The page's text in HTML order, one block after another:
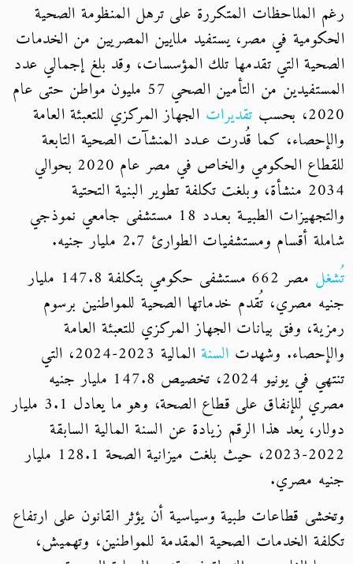
رغم الملاحظات المتكررة على ترهل المنظومة الصحية
الحكومية في مصر، يستفيد ملايين المصريين من الخدمات
الصحية التي تقدمها تلك المؤسسات، وقد بلغ إجمالي عدد
المستفيدين من التأمين الصحي 57 مليون مواطن حتى عام
2020، بحسب
تقديرات الجهاز المركزي للتعبئة العامة
والإحصاء، كما قُدرت عـدد المنشآت الصحية التابعة
للقطاع الحكومي والخاص في مصر عام 2020 بحوالي
2034 منشأة، وبلغت تكلفة تطوير البنية التحتية
والتجهيزات الطبيـة بعـدد 18 مستشفى جامعي نموذجي
شاملة أقسام ومستشفيات الطوارئ 2.7 مليار جنيه.
تُشغل
مصر 662 مستشفى حكومي بتكلفة 147.8 مليار
جنيه مصري، تُقدم خدماتها الصحية للمواطنين برسوم
رمزية، وفق بيانات الجهاز المركزي للتعبئة العامة
والإحصاء. وشهدت السنة
المالية 2023-2024، التي
تنتهي في يونيو 2024، تخصيص 147.8 مليار جنيه
مصري للإنفاق على قطاع الصحة، وهو ما يعادل 3.1 مليار
دولار، يُعد هذا الرقم زيادة عن السنة المالية السابقة
2022-2023، حيث بلغت ميزانية الصحة 128.1 مليار
جنيه مصري.
وتخشى قطاعات طبية وسياسية أن يؤثر القانون على ارتفاع
تكلفة الخدمات الصحية المقدمة للمواطنين، وتهميش،